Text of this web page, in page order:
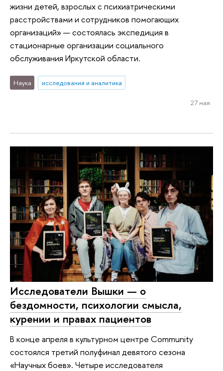
жизни детей, взрослых с психиатрическими
расстройствами и сотрудников помогающих
организаций» — состоялась экспедиция в
стационарные организации социального
обслуживания Иркутской области.
Наука исследования и аналитика
27 мая
Исследователи Вышки — о
бездомности, психологии смысла,
курении и правах пациентов
В конце апреля в культурном центре Community
состоялся третий полуфинал девятого сезона
«Научных боев». Четыре исследователя